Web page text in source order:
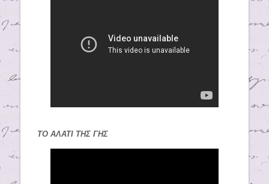
ΤΟ ΑΛΑΤΙ ΤΗΣ ΓΗΣ